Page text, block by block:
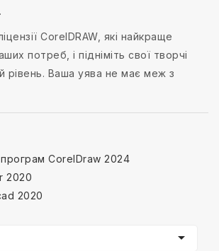
CorelDRAW, які найкраще
потреб, і підніміть свої творчі
рівень. Ваша уява не має меж з
програм CorelDraw 2024
2020
2020
